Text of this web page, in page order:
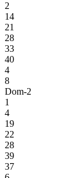
2
14
21
28
33
40
4
8
Dom-2
1
4
19
22
28
39
37